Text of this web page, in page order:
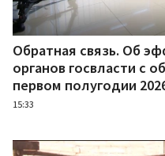
Обратная связь. Об
органов госвласти с
первом полугодии
15:33